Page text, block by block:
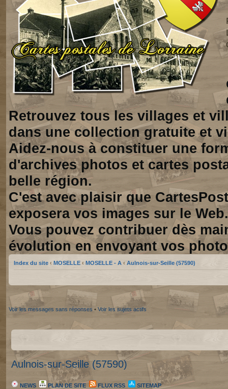
Retrouvez tous les villages et
dans une collection gratuite et
Aidez-nous à constituer une
d'archives photos et cartes
belle région.
C'est avec plaisir que
exposera vos images sur le Web.
Vous pouvez contribuer dès
évolution en envoyant vos
Index du site ‹ MOSELLE ‹ MOSELLE - A ‹ Aulnois-sur-Seille (57590)
Voir les messages sans réponses • Voir les sujets actifs
Aulnois-sur-Seille (57590)
NEWS PLAN DE SITE FLUX RSS
SITEMAP